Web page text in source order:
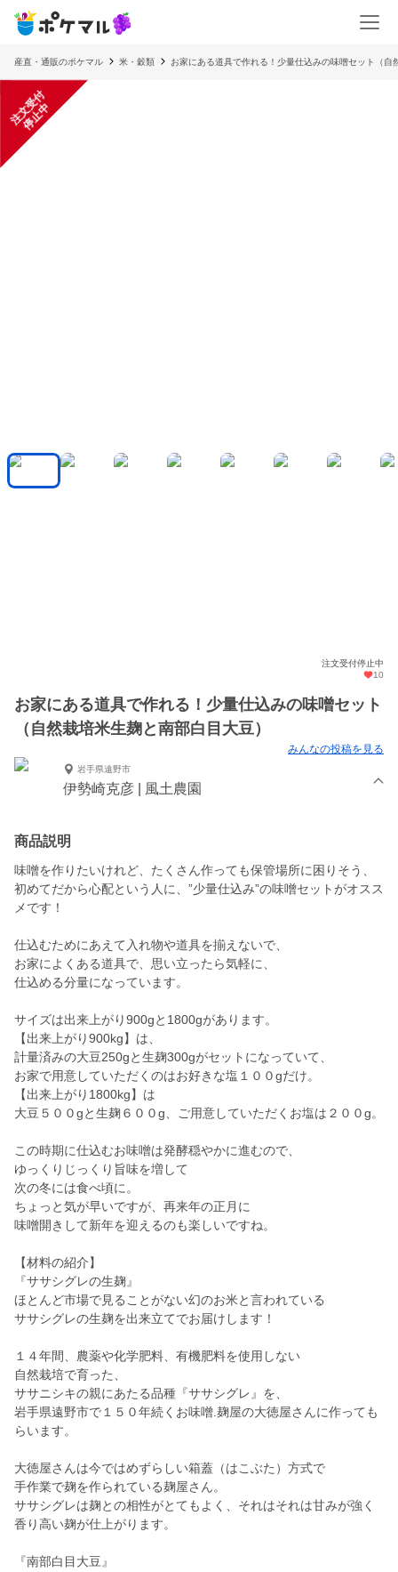
産直・通販のポケマル 米・穀類 お家にある道具で作れる！少量仕込みの味噌セット（自
注
文
受
付
停
止
中
注文受付停止中
10
お家にある道具で作れる！少量仕込みの味噌セット
（自然栽培米生麹と南部白目大豆）
みんなの投稿を見る
岩手県遠野市
伊勢崎克彦 | 風土農園
商品説明
味噌を作りたいけれど、たくさん作っても保管場所に困りそう、
初めてだから心配という人に、”少量仕込み”の味噌セットがオスス
メです！
仕込むためにあえて入れ物や道具を揃えないで、
お家によくある道具で、思い立ったら気軽に、
仕込める分量になっています。
サイズは出来上がり900gと1800gがあります。
【出来上がり900kg】は、
計量済みの大豆250gと生麹300gがセットになっていて、
お家で用意していただくのはお好きな塩１００gだけ。
【出来上がり1800kg】は
大豆５００gと生麹６００g、ご用意していただくお塩は２００g。
この時期に仕込むお味噌は発酵穏やかに進むので、
ゆっくりじっくり旨味を増して
次の冬には食べ頃に。
ちょっと気が早いですが、再来年の正月に
味噌開きして新年を迎えるのも楽しいですね。
【材料の紹介】
『ササシグレの生麹』
ほとんど市場で見ることがない幻のお米と言われている
ササシグレの生麹を出来立てでお届けします！
１４年間、農薬や化学肥料、有機肥料を使用しない
自然栽培で育った、
ササニシキの親にあたる品種『ササシグレ』を、
岩手県遠野市で１５０年続くお味噌.麹屋の大徳屋さんに作っても
らいます。
大徳屋さんは今ではめずらしい箱蓋（はこぶた）方式で
手作業で麹を作られている麹屋さん。
ササシグレは麹との相性がとてもよく、それはそれは甘みが強く
香り高い麹が仕上がります。
『南部白目大豆』